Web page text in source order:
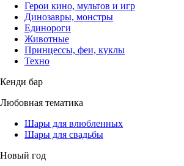
Герои кино, мультов и игр
Динозавры, монстры
Единороги
Животные
Принцессы, феи, куклы
Техно
Кенди бар
Любовная тематика
Шары для влюбленных
Шары для свадьбы
Новый год